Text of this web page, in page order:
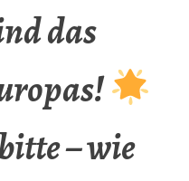
das
– wie